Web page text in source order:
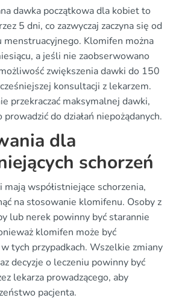
dawka początkowa dla kobiet to
5 dni, co zazwyczaj zaczyna się od
menstruacyjnego. Klomifen można
a jeśli nie zaobserwowano
zwiększenia dawki do 150
konsultacji z lekarzem.
przekraczać maksymalnej dawki,
do działań niepożądanych.
dla
schorzeń
mają współistniejące schorzenia,
na stosowanie klomifenu. Osoby z
lub nerek powinny być starannie
klomifen może być
tych przypadkach. Wszelkie zmiany
decyzje o leczeniu powinny być
lekarza prowadzącego, aby
pacjenta.